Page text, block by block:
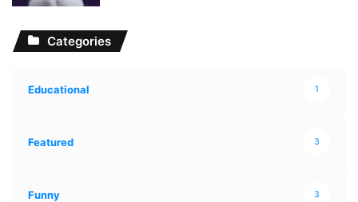
Categories
Educational 1
Featured 3
Funny 3